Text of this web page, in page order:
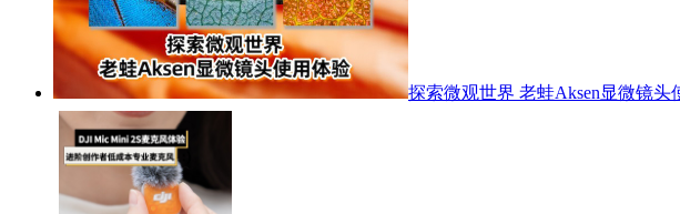
探索微观世界 老蛙Aksen显微镜头